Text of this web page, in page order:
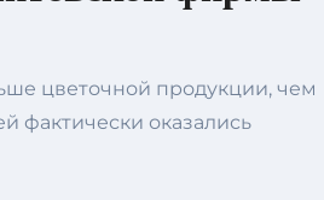
цветочной продукции, чем
фактически оказались